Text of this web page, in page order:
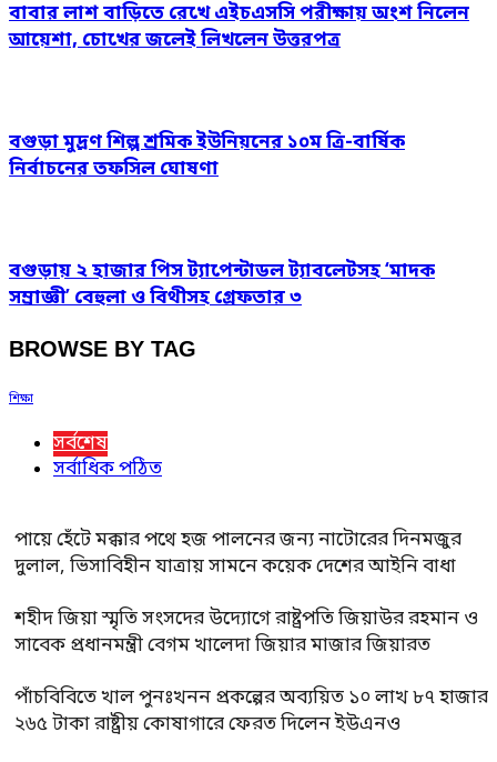
বাবার লাশ বাড়িতে রেখে এইচএসসি পরীক্ষায় অংশ নিলেন
আয়েশা, চোখের জলেই লিখলেন উত্তরপত্র
বগুড়া মুদ্রণ শিল্প শ্রমিক ইউনিয়নের ১০ম ত্রি-বার্ষিক
নির্বাচনের তফসিল ঘোষণা
বগুড়ায় ২ হাজার পিস ট্যাপেন্টাডল ট্যাবলেটসহ ‘মাদক
সম্রাজ্ঞী’ বেহুলা ও বিথীসহ গ্রেফতার ৩
BROWSE BY TAG
শিক্ষা
সর্বশেষ
সর্বাধিক পঠিত
পায়ে হেঁটে মক্কার পথে হজ পালনের জন্য নাটোরের দিনমজুর
দুলাল, ভিসাবিহীন যাত্রায় সামনে কয়েক দেশের আইনি বাধা
শহীদ জিয়া স্মৃতি সংসদের উদ্যোগে রাষ্ট্রপতি জিয়াউর রহমান ও
সাবেক প্রধানমন্ত্রী বেগম খালেদা জিয়ার মাজার জিয়ারত
পাঁচবিবিতে খাল পুনঃখনন প্রকল্পের অব্যয়িত ১০ লাখ ৮৭ হাজার
২৬৫ টাকা রাষ্ট্রীয় কোষাগারে ফেরত দিলেন ইউএনও